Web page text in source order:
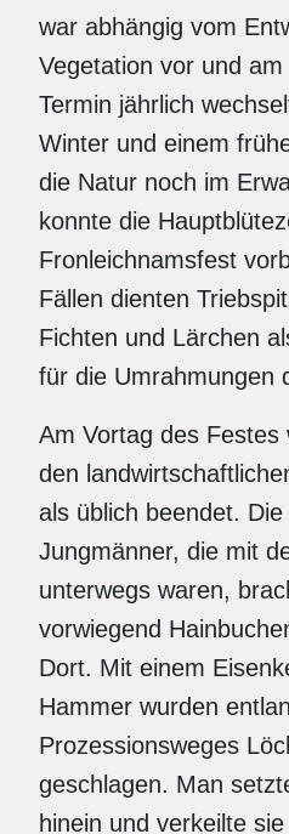
war abhängig vom
Vegetation vor und
Termin jährlich
Winter und einem
die Natur noch im
konnte die
Fronleichnamsfest
Fällen dienten
Fichten und Lärchen
für die Umrahmungen
Am Vortag des Festes
den
als üblich beendet.
Jungmänner, die mit
unterwegs waren,
vorwiegend
Dort. Mit einem
Hammer wurden
Prozessionsweges
geschlagen. Man
hinein und verkeilte